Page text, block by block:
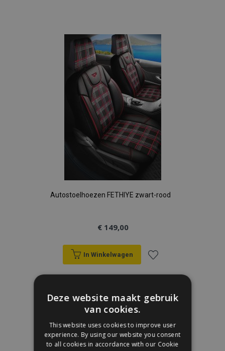
aan
verlanglijst
Autostoelhoezen FETHIYE zwart-rood
€ 149,00
In Winkelwagen
Voeg
toe
verlanglijst
Deze website maakt gebruik
van cookies.
This website uses cookies to improve user
experience. By using our website you consent
to all cookies in accordance with our Cookie